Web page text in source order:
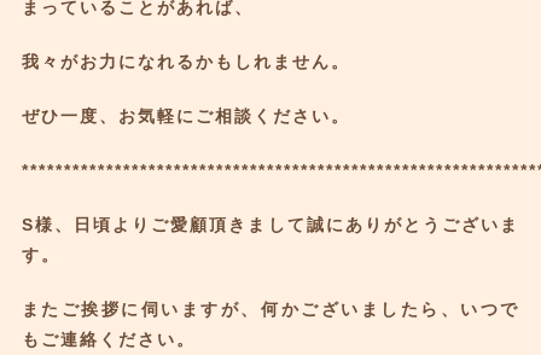
まっていることがあれば、
我々がお力になれるかもしれません。
ぜひ一度、お気軽にご相談ください。
S様、日頃よりご愛顧頂きまして誠にありがとうございま
す。
またご挨拶に伺いますが、何かございましたら、いつで
もご連絡ください。